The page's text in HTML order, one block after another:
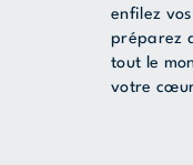
enfilez
préparez
tout le
votre